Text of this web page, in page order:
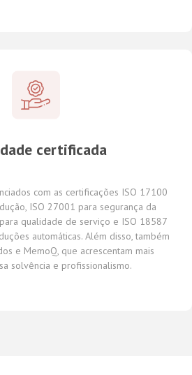
certificada
com as certificações ISO 17100
ISO 27001 para segurança da
qualidade de serviço e ISO 18587
automáticas. Além disso, também
e MemoQ , que acrescentam mais
solvência e profissionalismo.